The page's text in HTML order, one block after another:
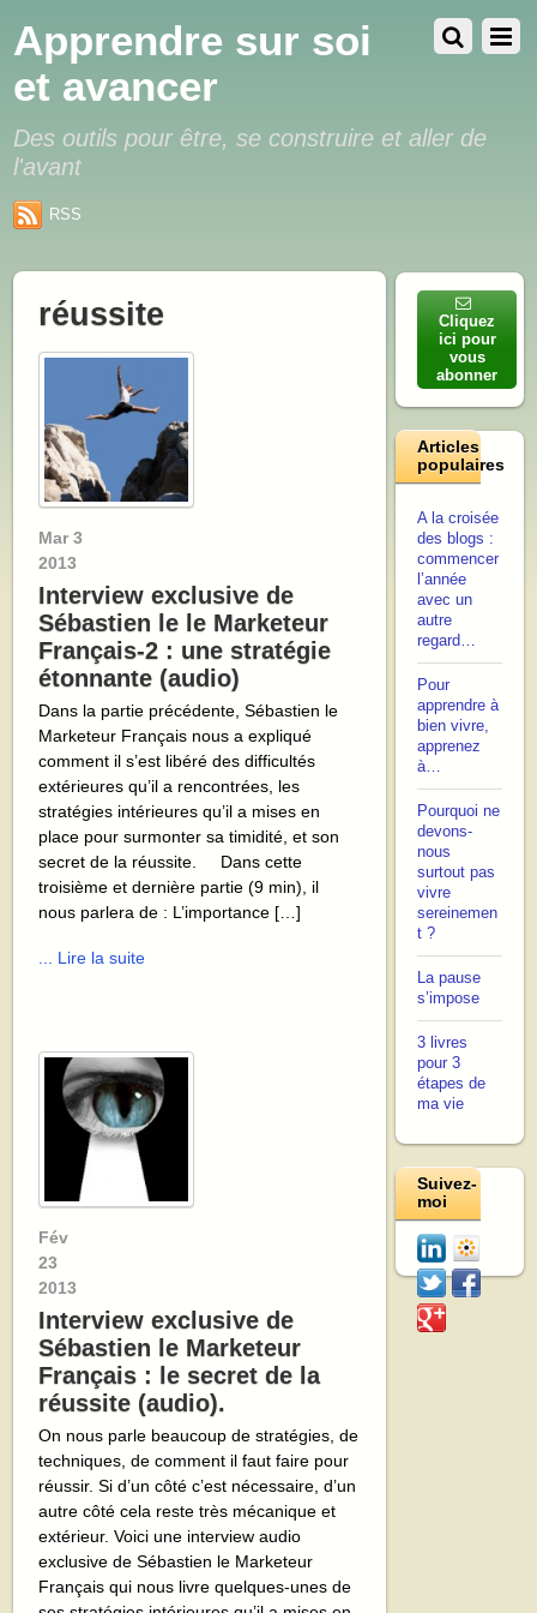
Apprendre sur soi
et avancer
Des outils pour être, se construire et aller de
l'avant
RSS
réussite
Mar 3
2013
Interview exclusive de
Sébastien le le Marketeur
Français-2 : une stratégie
étonnante (audio)
Dans la partie précédente, Sébastien le
Marketeur Français nous a expliqué
comment il s’est libéré des difficultés
extérieures qu’il a rencontrées, les
stratégies intérieures qu’il a mises en
place pour surmonter sa timidité, et son
secret de la réussite. Dans cette
troisième et dernière partie (9 min), il
nous parlera de : L’importance […]
... Lire la suite
Fév
23
2013
Interview exclusive de
Sébastien le Marketeur
Français : le secret de la
réussite (audio).
On nous parle beaucoup de stratégies, de
techniques, de comment il faut faire pour
réussir. Si d’un côté c’est nécessaire, d’un
autre côté cela reste très mécanique et
extérieur. Voici une interview audio
exclusive de Sébastien le Marketeur
Français qui nous livre quelques-unes de
Cliquez
ici pour
vous
abonner
Articles
populaires
A la croisée
des blogs :
commencer
l’année
avec un
autre
regard…
Pour
apprendre à
bien vivre,
apprenez
à…
Pourquoi ne
devons-
nous
surtout pas
vivre
sereinemen
t ?
La pause
s’impose
3 livres
pour 3
étapes de
ma vie
Suivez-
moi